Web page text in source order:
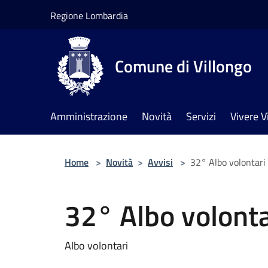
Regione Lombardia
Comune di Villongo
Amministrazione Novità Servizi Vivere
Home > Novità > Avvisi > 32° Albo volontari
32° Albo
Albo volontari